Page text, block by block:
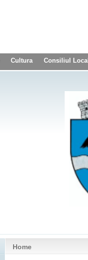
Cultura Consiliul Local
Home